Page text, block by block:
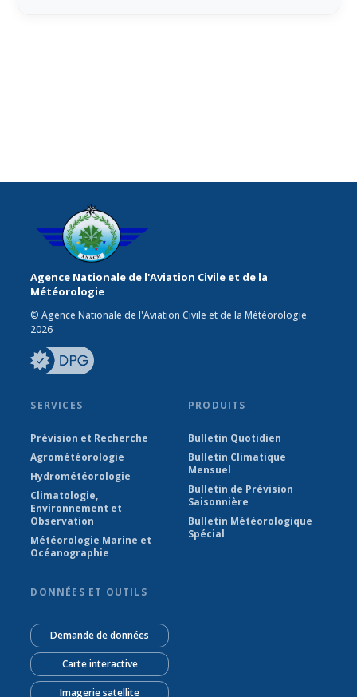
Agence Nationale de l'Aviation Civile et de la
Météorologie
© Agence Nationale de l'Aviation Civile et de la Météorologie
2026
SERVICES
Prévision et Recherche
Agrométéorologie
Hydrométéorologie
Climatologie,
Environnement et
Observation
Météorologie Marine et
Océanographie
PRODUITS
Bulletin Quotidien
Bulletin Climatique
Mensuel
Bulletin de Prévision
Saisonnière
Bulletin Météorologique
Spécial
DONNÉES ET OUTILS
Demande de données
Carte interactive
Imagerie satellite